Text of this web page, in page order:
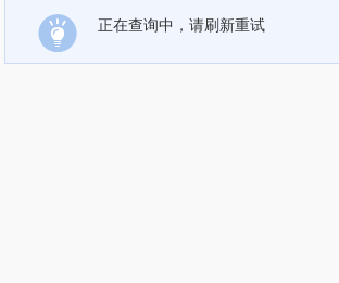
正在查询中，请刷新重试